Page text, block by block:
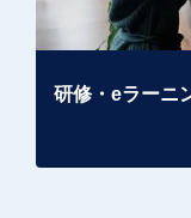
研修・eラーニ